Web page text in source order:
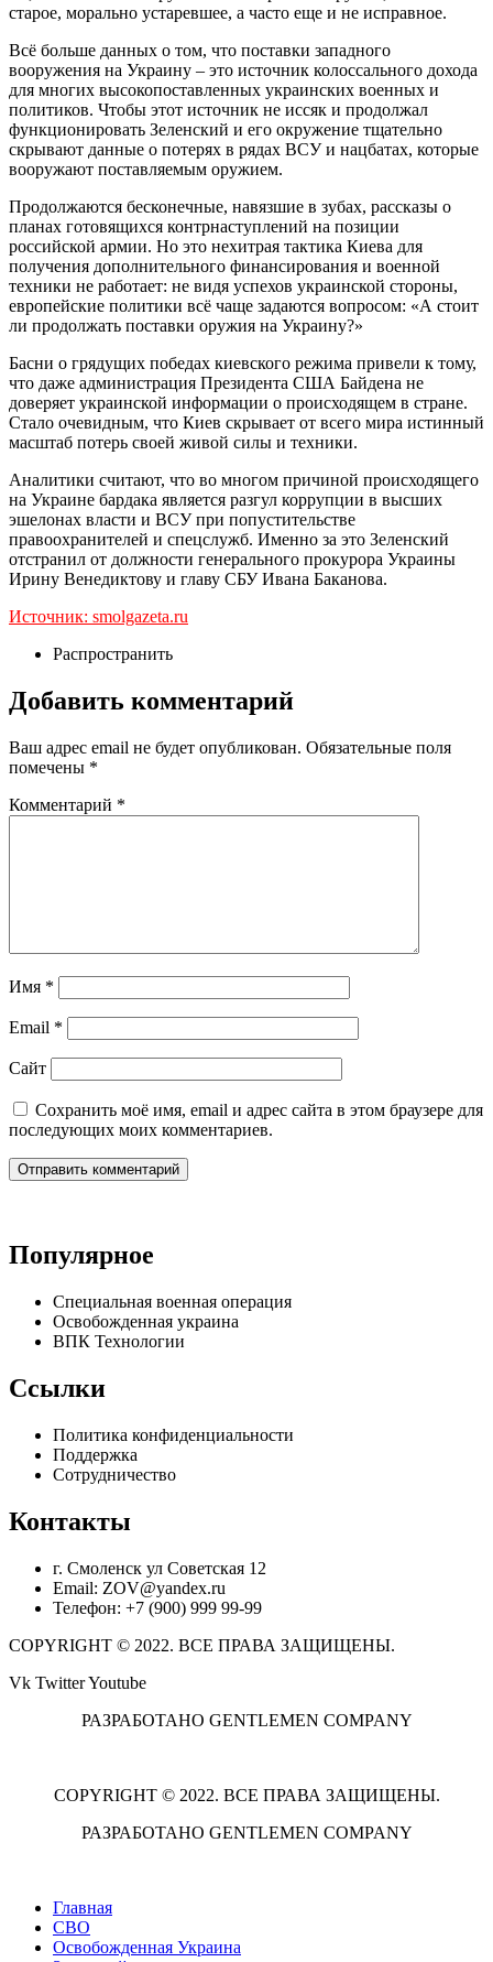
старое, морально устаревшее, а часто еще и не исправное.
Всё больше данных о том, что поставки западного
вооружения на Украину – это источник колоссального дохода
для многих высокопоставленных украинских военных и
политиков. Чтобы этот источник не иссяк и продолжал
функционировать Зеленский и его окружение тщательно
скрывают данные о потерях в рядах ВСУ и нацбатах, которые
вооружают поставляемым оружием.
Продолжаются бесконечные, навязшие в зубах, рассказы о
планах готовящихся контрнаступлений на позиции
российской армии. Но это нехитрая тактика Киева для
получения дополнительного финансирования и военной
техники не работает: не видя успехов украинской стороны,
европейские политики всё чаще задаются вопросом: «А стоит
ли продолжать поставки оружия на Украину?»
Басни о грядущих победах киевского режима привели к тому,
что даже администрация Президента США Байдена не
доверяет украинской информации о происходящем в стране.
Стало очевидным, что Киев скрывает от всего мира истинный
масштаб потерь своей живой силы и техники.
Аналитики считают, что во многом причиной происходящего
на Украине бардака является разгул коррупции в высших
эшелонах власти и ВСУ при попустительстве
правоохранителей и спецслужб. Именно за это Зеленский
отстранил от должности генерального прокурора Украины
Ирину Венедиктову и главу СБУ Ивана Баканова.
Источник: smolgazeta.ru
Распространить
Добавить комментарий
Ваш адрес email не будет опубликован. Обязательные поля
помечены *
Комментарий *
Имя *
Email *
Сайт
Сохранить моё имя, email и адрес сайта в этом браузере для
последующих моих комментариев.
Популярное
Специальная военная операция
Освобожденная украина
ВПК Технологии
Ссылки
Политика конфиденциальности
Поддержка
Сотрудничество
Контакты
г. Смоленск ул Советская 12
Email: ZOV@yandex.ru
Телефон: +7 (900) 999 99-99
COPYRIGHT © 2022. ВСЕ ПРАВА ЗАЩИЩЕНЫ.
Vk TwitterYoutube
РАЗРАБОТАНО GENTLEMEN COMPANY
COPYRIGHT © 2022. ВСЕ ПРАВА ЗАЩИЩЕНЫ.
РАЗРАБОТАНО GENTLEMEN COMPANY
Главная
СВО
Освобожденная Украина